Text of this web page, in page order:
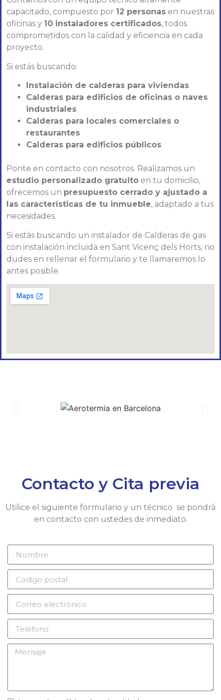
capacitado, compuesto por 12 personas en nuestras
oficinas y 10 instaladores certificados, todos
comprometidos con la calidad y eficiencia en cada
proyecto.
Si estás buscando:
Instalación de calderas para viviendas
Calderas para edificios de oficinas o naves
industriales
Calderas para locales comerciales o
restaurantes
Calderas para edificios públicos
Ponte en contacto con nosotros. Realizamos un
estudio personalizado gratuito en tu domicilio,
ofrecemos un presupuesto cerrado y ajustado a
las características de tu inmueble, adaptado a tus
necesidades.
Si estás buscando un instalador de Calderas de gas
con instalación incluida en Sant Vicenç dels Horts, no
dudes en rellenar el formulario y te llamaremos lo
antes posible.
Contacto y Cita previa
Utilice el siguiente formulario y un técnico se pondrá
en contacto con ustedes de inmediato.